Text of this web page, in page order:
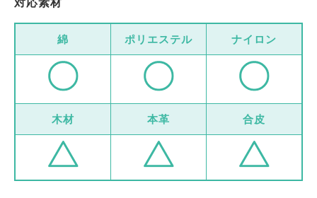
対応素材
綿 ポリエステル ナイロン
木材 本革 合皮